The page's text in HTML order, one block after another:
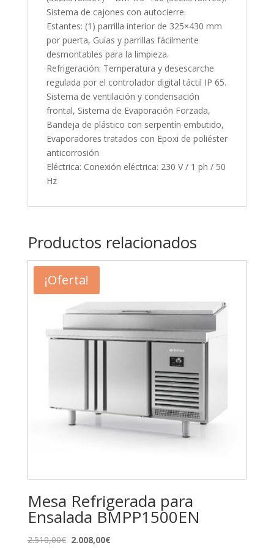
Sistema de cajones con autocierre.
Estantes: (1) parrilla interior de 325×430 mm
por puerta, Guías y parrillas fácilmente
desmontables para la limpieza.
Refrigeración: Temperatura y desescarche
regulada por el controlador digital táctil IP 65.
Sistema de ventilación y condensación
frontal, Sistema de Evaporación Forzada,
Bandeja de plástico con serpentín embutido,
Evaporadores tratados con Epoxi de poliéster
anticorrosión
Eléctrica: Conexión eléctrica: 230 V / 1 ph / 50
Hz
Productos relacionados
¡Oferta!
Mesa Refrigerada para
Ensalada BMPP1500EN
2.510,00€El2.008,00€El